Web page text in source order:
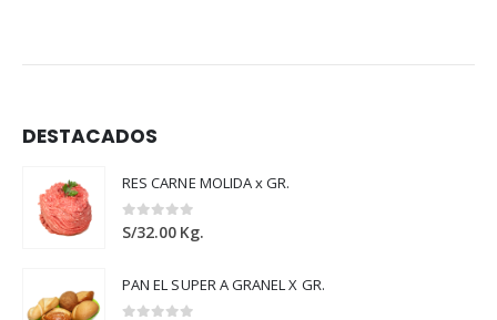
DESTACADOS
RES CARNE MOLIDA x GR.
0out of 5
S/32.00 Kg.
PAN EL SUPER A GRANEL X GR.